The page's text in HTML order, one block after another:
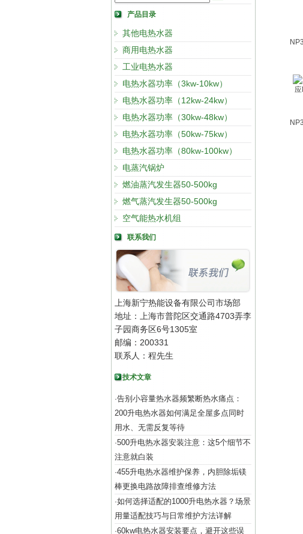
产品目录
其他电热水器
商用电热水器
工业电热水器
电热水器功率（3kw-10kw）
电热水器功率（12kw-24kw）
电热水器功率（30kw-48kw）
电热水器功率（50kw-75kw）
电热水器功率（80kw-100kw）
电蒸汽锅炉
燃油蒸汽发生器50-500kg
燃气蒸汽发生器50-500kg
空气能热水机组
联系我们
上海新宁热能设备有限公司市场部
地址：上海市普陀区交通路4703弄李
子园商务区6号1305室
邮编：200331
联系人：程先生
技术文章
·告别小容量热水器频繁断热水痛点：
200升电热水器如何满足全屋多点同时
用水、无需反复等待
·500升电热水器安装注意：这5个细节不
注意就白装
·455升电热水器维护保养，内胆除垢镁
棒更换电路故障排查维修方法
·如何选择适配的1000升电热水器？场景
用量适配技巧与日常维护方法详解
·60kw电热水器安装要点，避开这些误